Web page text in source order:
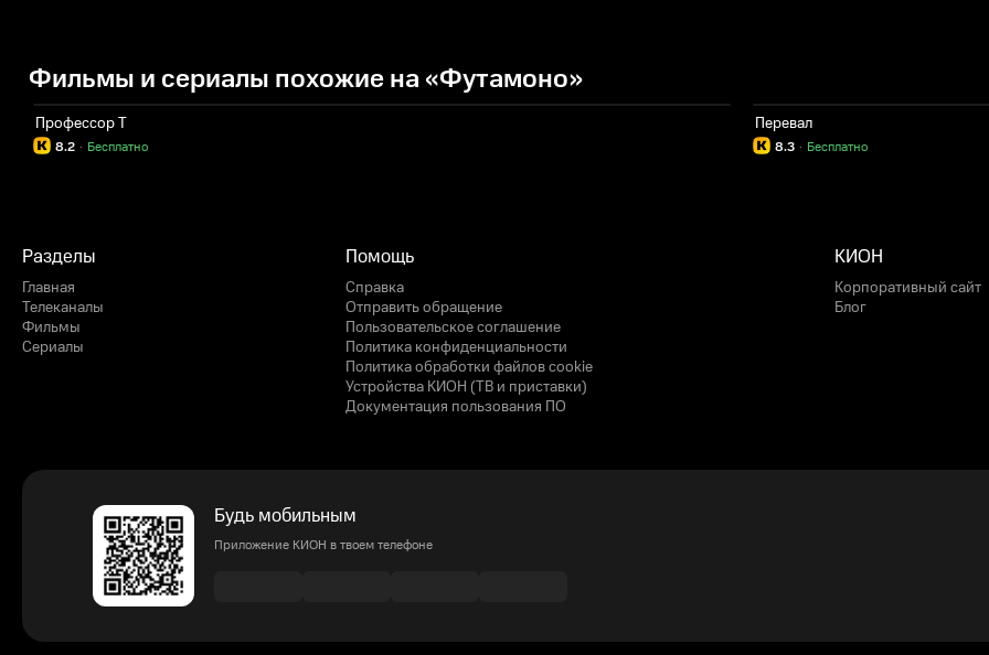
Фильмы и сериалы похожие на «Футамоно»
Профессор Т
8.2 Бесплатно
·
Перевал
8.3 Бесплатно
·
Разделы
Главная
Телеканалы
Фильмы
Сериалы
Помощь
Справка
Отправить обращение
Пользовательское соглашение
Политика конфиденциальности
Политика обработки файлов cookie
Устройства КИОН (ТВ и приставки)
Документация пользования ПО
КИОН
Корпоративный сайт
Блог
Будь мобильным
Приложение КИОН в твоем телефоне